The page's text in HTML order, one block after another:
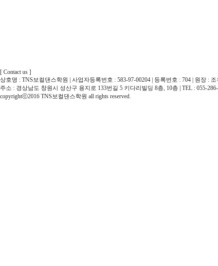
[ Contact us ]
상호명 : TNS보컬댄스학원 | 사업자등록번호 : 583-97-00204 | 등록번호 : 704 | 원장 :
주소 : 경상남도 창원시 성산구 용지로 133번길 5 키다리빌딩 8층, 10층 | TEL : 055-
copyrightⓒ2016 TNS보컬댄스학원 all rights reserved.